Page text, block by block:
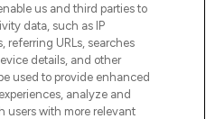
mit kostenloser
von 30€.
My Personal
us and third parties to
data, such as IP
referring URLs, searches
details, and other
used to provide enhanced
analyze and
users with more relevant